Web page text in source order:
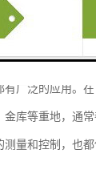
广泛的应用。
库等重地，通
量和控制，也都